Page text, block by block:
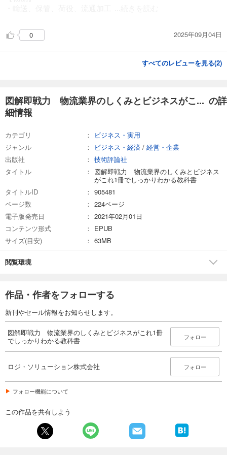
0 2025年09月04日
すべてのレビューを見る(2)
図解即戦力 物流業界のしくみとビジネスがこ... の詳
細情報
カテゴリ
ビジネス・実用
ジャンル
ビジネス・経済 / 経営・企業
出版社
技術評論社
タイトル
図解即戦力 物流業界のしくみとビジネス
がこれ1冊でしっかりわかる教科書
タイトルID
905481
ページ数
224ページ
電子版発売日
2021年02月01日
コンテンツ形式
EPUB
サイズ(目安)
63MB
閲覧環境
作品・作者をフォローする
新刊やセール情報をお知らせします。
図解即戦力 物流業界のしくみとビジネスがこれ1冊
でしっかりわかる教科書
フォロー
ロジ・ソリューション株式会社 フォロー
フォロー機能について
この作品を共有しよう